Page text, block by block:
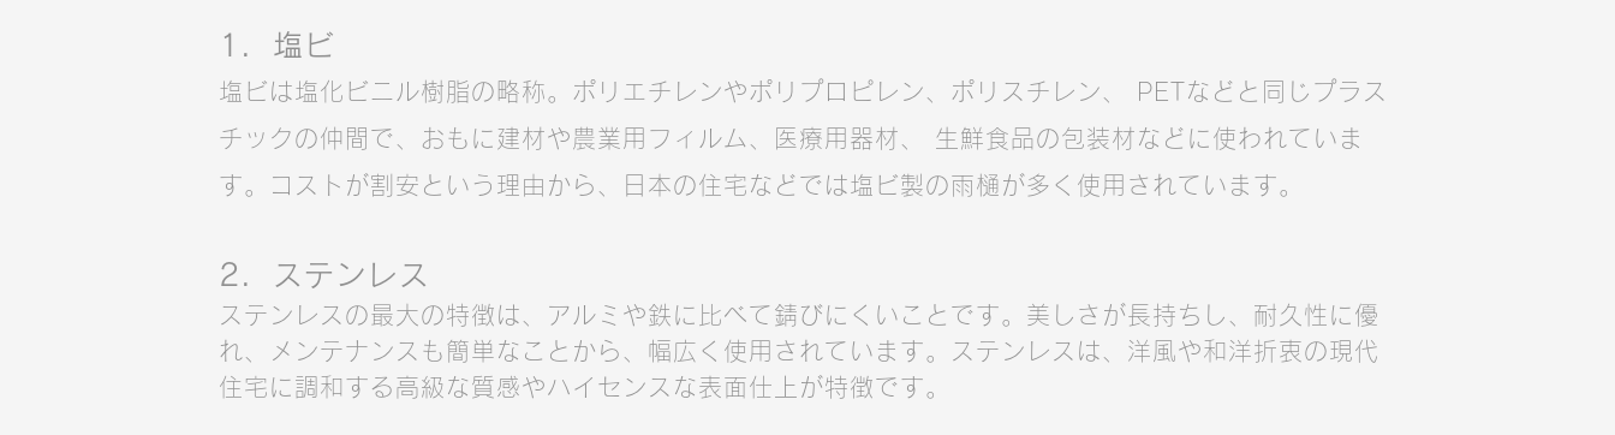
1．塩ビ
塩ビは塩化ビニル樹脂の略称。ポリエチレンやポリプロピレン、ポリスチレン、 PETなどと同じプラス
チックの仲間で、おもに建材や農業用フィルム、医療用器材、 生鮮食品の包装材などに使われていま
す。コストが割安という理由から、日本の住宅などでは塩ビ製の雨樋が多く使用されています。
2．ステンレス
ステンレスの最大の特徴は、アルミや鉄に比べて錆びにくいことです。美しさが長持ちし、耐久性に優
れ、メンテナンスも簡単なことから、幅広く使用されています。ステンレスは、洋風や和洋折衷の現代
住宅に調和する高級な質感やハイセンスな表面仕上が特徴です。